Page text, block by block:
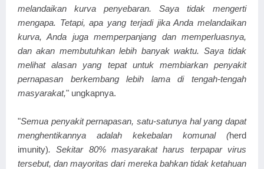
melandaikan kurva penyebaran. Saya tidak mengerti
mengapa. Tetapi, apa yang terjadi jika Anda melandaikan
kurva, Anda juga memperpanjang dan memperluasnya,
dan akan membutuhkan lebih banyak waktu. Saya tidak
melihat alasan yang tepat untuk membiarkan penyakit
pernapasan berkembang lebih lama di tengah-tengah
masyarakat," ungkapnya.
"Semua penyakit pernapasan, satu-satunya hal yang dapat
menghentikannya adalah kekebalan komunal (herd
imunity). Sekitar 80% masyarakat harus terpapar virus
tersebut, dan mayoritas dari mereka bahkan tidak ketahuan